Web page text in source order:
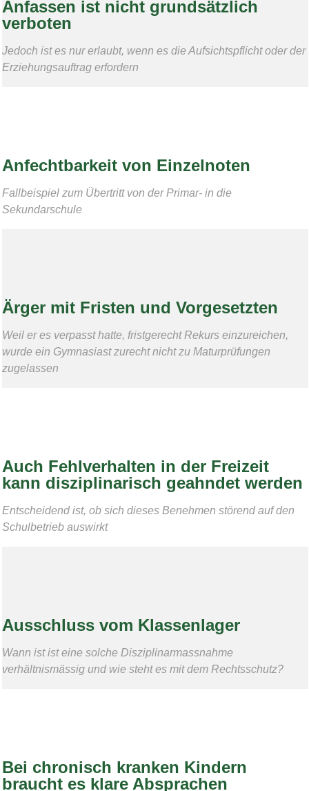
Anfassen ist nicht grundsätzlich
verboten
Jedoch ist es nur erlaubt, wenn es die Aufsichtspflicht oder der
Erziehungsauftrag erfordern
Anfechtbarkeit von Einzelnoten
Fallbeispiel zum Übertritt von der Primar- in die
Sekundarschule
Ärger mit Fristen und Vorgesetzten
Weil er es verpasst hatte, fristgerecht Rekurs einzureichen,
wurde ein Gymnasiast zurecht nicht zu Maturprüfungen
zugelassen
Auch Fehlverhalten in der Freizeit
kann disziplinarisch geahndet werden
Entscheidend ist, ob sich dieses Benehmen störend auf den
Schulbetrieb auswirkt
Ausschluss vom Klassenlager
Wann ist ist eine solche Disziplinarmassnahme
verhältnismässig und wie steht es mit dem Rechtsschutz?
Bei chronisch kranken Kindern
braucht es klare Absprachen